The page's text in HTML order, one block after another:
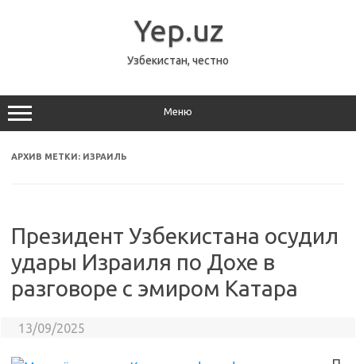
Yep.uz
Узбекистан, честно
Меню
АРХИВ МЕТКИ: ИЗРАИЛЬ
Президент Узбекистана осудил
удары Израиля по Дохе в
разговоре с эмиром Катара
13/09/2025